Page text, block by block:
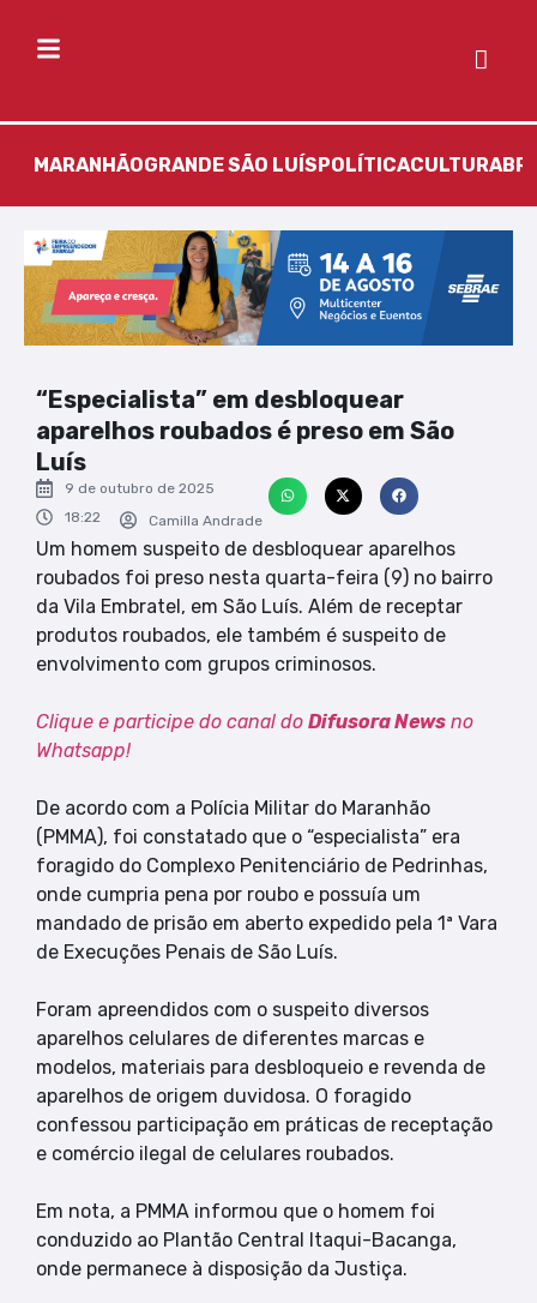
MARANHÃOGRANDE SÃO LUÍSPOLÍTICACULTURA
“Especialista” em desbloquear
aparelhos roubados é preso em São
Luís
9 de outubro de 2025
18:22
Camilla Andrade
Um homem suspeito de desbloquear aparelhos
roubados foi preso nesta quarta-feira (9) no bairro
da Vila Embratel, em São Luís. Além de receptar
produtos roubados, ele também é suspeito de
envolvimento com grupos criminosos.
Clique e participe do canal do Difusora News no
Whatsapp!
De acordo com a Polícia Militar do Maranhão
(PMMA), foi constatado que o “especialista” era
foragido do Complexo Penitenciário de Pedrinhas,
onde cumpria pena por roubo e possuía um
mandado de prisão em aberto expedido pela 1ª Vara
de Execuções Penais de São Luís.
Foram apreendidos com o suspeito diversos
aparelhos celulares de diferentes marcas e
modelos, materiais para desbloqueio e revenda de
aparelhos de origem duvidosa. O foragido
confessou participação em práticas de receptação
e comércio ilegal de celulares roubados.
Em nota, a PMMA informou que o homem foi
conduzido ao Plantão Central Itaqui-Bacanga,
onde permanece à disposição da Justiça.